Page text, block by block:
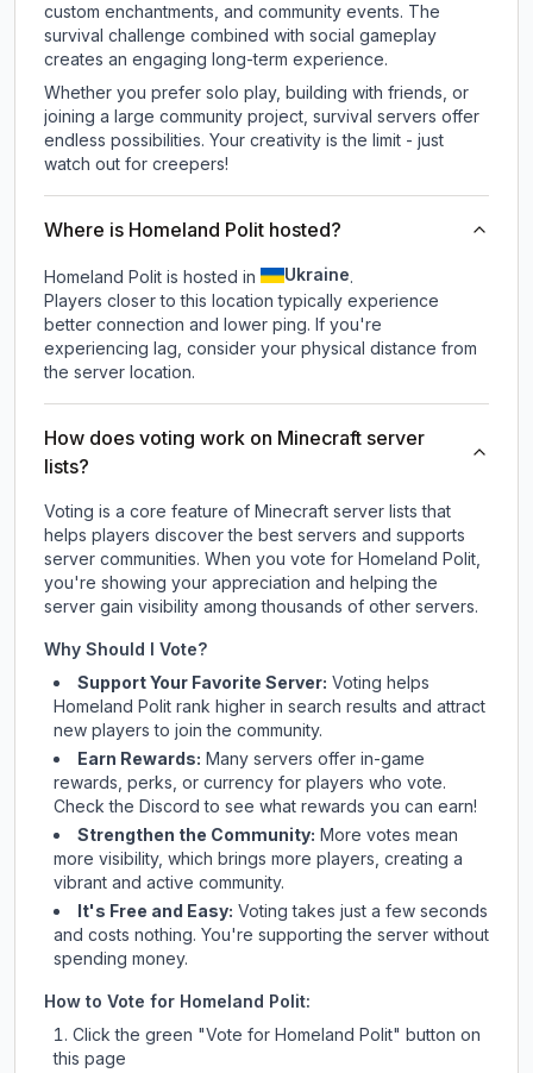
custom enchantments, and community events. The
survival challenge combined with social gameplay
creates an engaging long-term experience.
Whether you prefer solo play, building with friends, or
joining a large community project, survival servers offer
endless possibilities. Your creativity is the limit - just
watch out for creepers!
Where is Homeland Polit hosted?
Homeland Polit is hosted in Ukraine.
Players closer to this location typically experience
better connection and lower ping. If you're
experiencing lag, consider your physical distance from
the server location.
How does voting work on Minecraft server
lists?
Voting is a core feature of Minecraft server lists that
helps players discover the best servers and supports
server communities. When you vote for Homeland Polit,
you're showing your appreciation and helping the
server gain visibility among thousands of other servers.
Why Should I Vote?
Support Your Favorite Server: Voting helps
Homeland Polit rank higher in search results and attract
new players to join the community.
Earn Rewards: Many servers offer in-game
rewards, perks, or currency for players who vote.
Checkthe Discord to see what rewards you can earn!
Strengthen the Community: More votes mean
more visibility, which brings more players, creating a
vibrant and active community.
It's Free and Easy: Voting takes just a few seconds
and costs nothing. You're supporting the server without
spending money.
How to Vote for Homeland Polit:
Click the green "Vote for Homeland Polit" button on
this page